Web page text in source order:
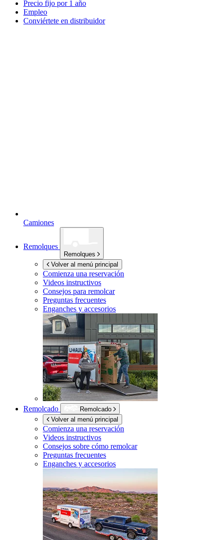
Precio fijo por 1 año
Empleo
Conviértete en distribuidor
Camiones
Remolques
Remolques
Volver al menú principal
Comienza una reservación
Videos instructivos
Consejos para remolcar
Preguntas frecuentes
Enganches y accesorios
Remolcado
Remolcado
Volver al menú principal
Comienza una reservación
Videos instructivos
Consejos sobre cómo remolcar
Preguntas frecuentes
Enganches y accesorios